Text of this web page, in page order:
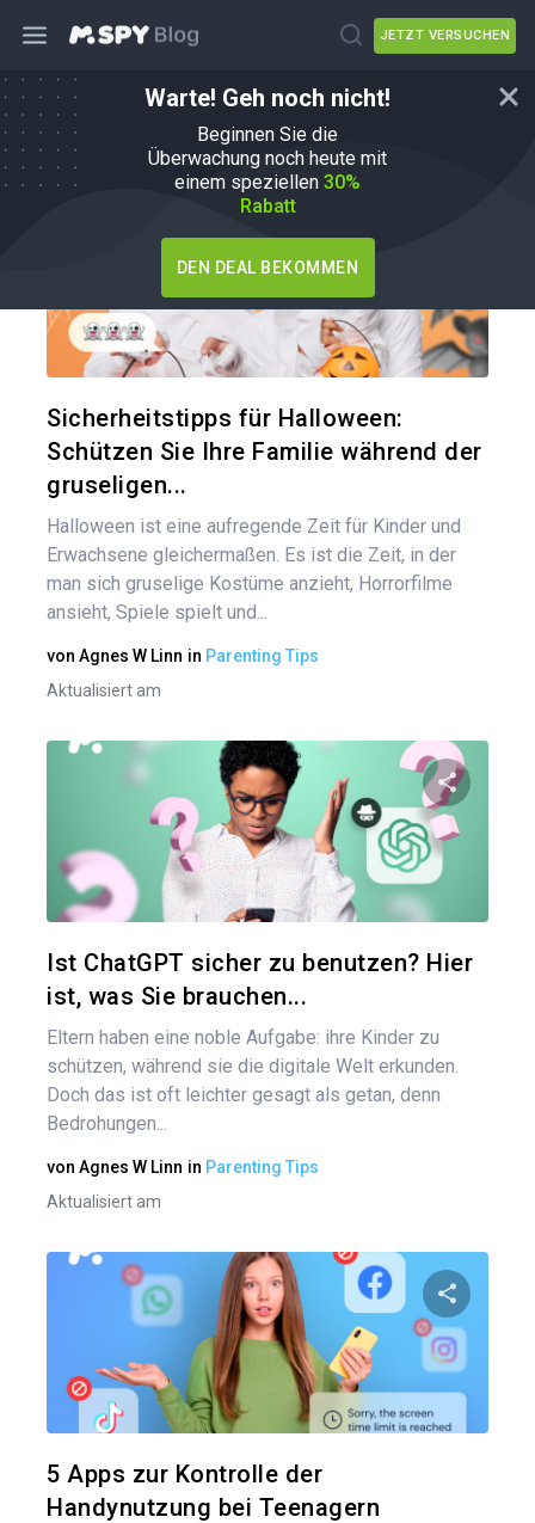
JETZT VERSUCHEN
Warte! Geh noch nicht!
Beginnen Sie die
Überwachung noch heute mit
einem speziellen 30%
Rabatt
DEN DEAL BEKOMMEN
Tipps für die Elternschaft
Sicherheitstipps für Halloween:
Schützen Sie Ihre Familie während der
gruseligen...
Halloween ist eine aufregende Zeit für Kinder und
Erwachsene gleichermaßen. Es ist die Zeit, in der
man sich gruselige Kostüme anzieht, Horrorfilme
ansieht, Spiele spielt und...
von Agnes W Linn in Parenting Tips
Aktualisiert am
Diesen
Ist ChatGPT sicher zu benutzen? Hier
ist, was Sie brauchen...
Eltern haben eine noble Aufgabe: ihre Kinder zu
schützen, während sie die digitale Welt erkunden.
Doch das ist oft leichter gesagt als getan, denn
Bedrohungen...
von Agnes W Linn in Parenting Tips
Aktualisiert am
Diesen
5 Apps zur Kontrolle der
Handynutzung bei Teenagern